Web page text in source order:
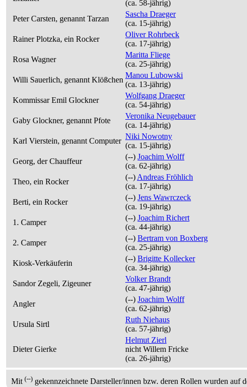
(ca. 58‑jährig)
Peter Carsten, genannt Tarzan
Sascha Draeger
(ca. 15‑jährig)
Rainer Plotzka, ein Rocker
Oliver Rohrbeck
(ca. 17‑jährig)
Rosa Wagner
Maritta Fliege
(ca. 25‑jährig)
Willi Sauerlich, genannt Klößchen
Manou Lubowski
(ca. 13‑jährig)
Kommissar Emil Glockner
Wolfgang Draeger
(ca. 54‑jährig)
Gaby Glockner, genannt Pfote
Veronika Neugebauer
(ca. 14‑jährig)
Karl Vierstein, genannt Computer
Niki Nowotny
(ca. 15‑jährig)
Georg, der Chauffeur
(--) Joachim Wolff
(ca. 62‑jährig)
Theo, ein Rocker
(--) Andreas Fröhlich
(ca. 17‑jährig)
Berti, ein Rocker
(--) Jens Wawrczeck
(ca. 19‑jährig)
1. Camper
(--) Joachim Richert
(ca. 44‑jährig)
2. Camper
(--) Bertram von Boxberg
(ca. 25‑jährig)
Kiosk-Verkäuferin
(--) Brigitte Kollecker
(ca. 34‑jährig)
Sandor Zegeli, Zigeuner
Volker Brandt
(ca. 47‑jährig)
Angler
(--) Joachim Wolff
(ca. 62‑jährig)
Ursula Sirtl
Ruth Niehaus
(ca. 57‑jährig)
Dieter Gierke
Helmut Zierl
nicht Willem Fricke
(ca. 26‑jährig)
Mit (--) gekennzeichnete Darsteller/innen bzw. deren Rollen wurden auf